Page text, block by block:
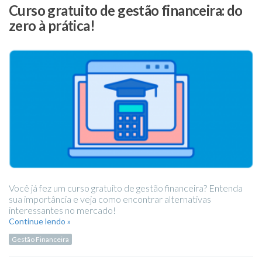
Curso gratuito de gestão financeira: do
zero à prática!
Você já fez um curso gratuito de gestão financeira? Entenda
sua importância e veja como encontrar alternativas
interessantes no mercado!
Continue lendo »
Gestão Financeira